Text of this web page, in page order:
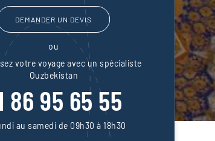
DEMANDER UN DEVIS
ou
votre voyage avec un spécialiste
Ouzbekistan
86 95 65 55
au samedi de 09h30 à 18h30